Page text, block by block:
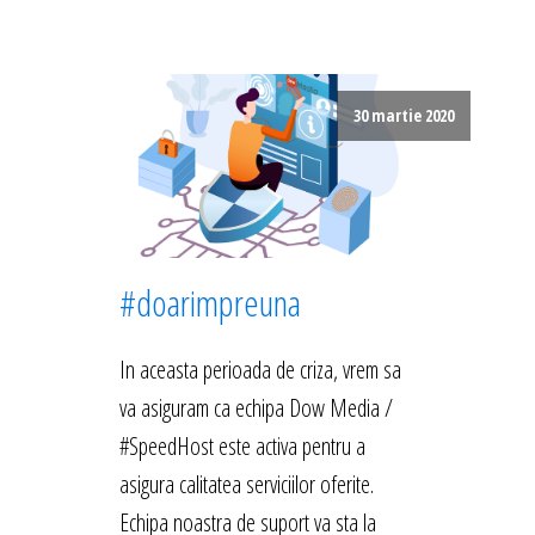
30 martie 2020
#doarimpreuna
In aceasta perioada de criza, vrem sa
va asiguram ca echipa Dow Media /
#SpeedHost este activa pentru a
asigura calitatea serviciilor oferite.
Echipa noastra de suport va sta la